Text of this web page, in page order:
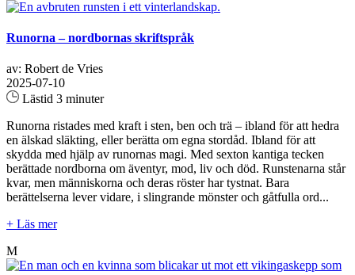
Runorna – nordbornas skriftspråk
av: Robert de Vries
2025-07-10
Lästid 3 minuter
Runorna ristades med kraft i sten, ben och trä – ibland för att hedra
en älskad släkting, eller berätta om egna stordåd. Ibland för att
skydda med hjälp av runornas magi. Med sexton kantiga tecken
berättade nordborna om äventyr, mod, liv och död. Runstenarna står
kvar, men människorna och deras röster har tystnat. Bara
berättelserna lever vidare, i slingrande mönster och gåtfulla ord...
+ Läs mer
M